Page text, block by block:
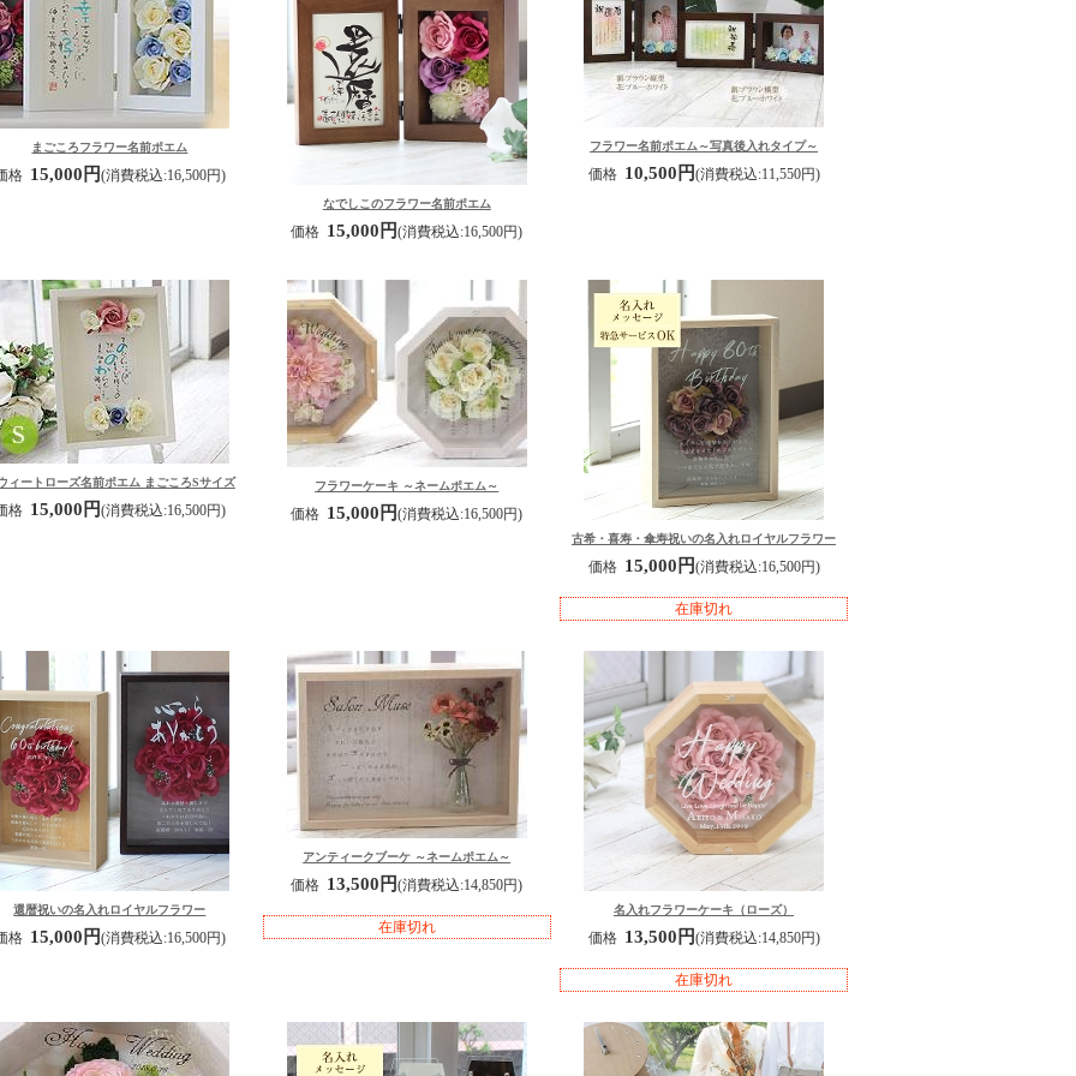
まごころフラワー名前ポエム
格 15,000円(消費税込:16,500円)
なでしこのフラワー名前ポエム
価格 15,000円(消費税込:16,500円)
フラワー名前ポエム～写真後入れタイプ～
価格 10,500円(消費税込:11,550円)
ィートローズ名前ポエム まごころSサイズ
格 15,000円(消費税込:16,500円)
フラワーケーキ ～ネームポエム～
価格 15,000円(消費税込:16,500円)
古希・喜寿・傘寿祝いの名入れロイヤルフラワー
価格 15,000円(消費税込:16,500円)
在庫切れ
還暦祝いの名入れロイヤルフラワー
格 15,000円(消費税込:16,500円)
アンティークブーケ ～ネームポエム～
価格 13,500円(消費税込:14,850円)
在庫切れ
名入れフラワーケーキ（ローズ）
価格 13,500円(消費税込:14,850円)
在庫切れ